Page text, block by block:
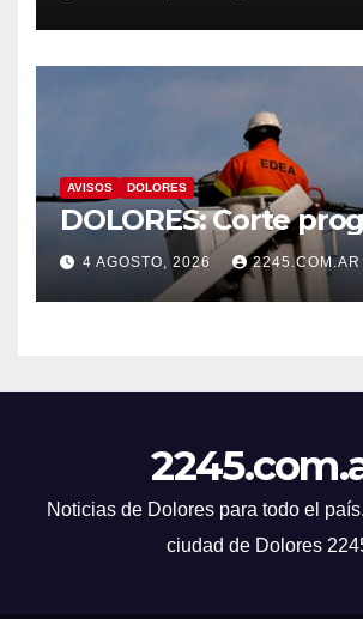
AVISOS DOLORES
DOLORES: Corte
4 AGOSTO, 2026 2245.COM.AR
Noticias de Dolores para todo el
ciudad de Dolores